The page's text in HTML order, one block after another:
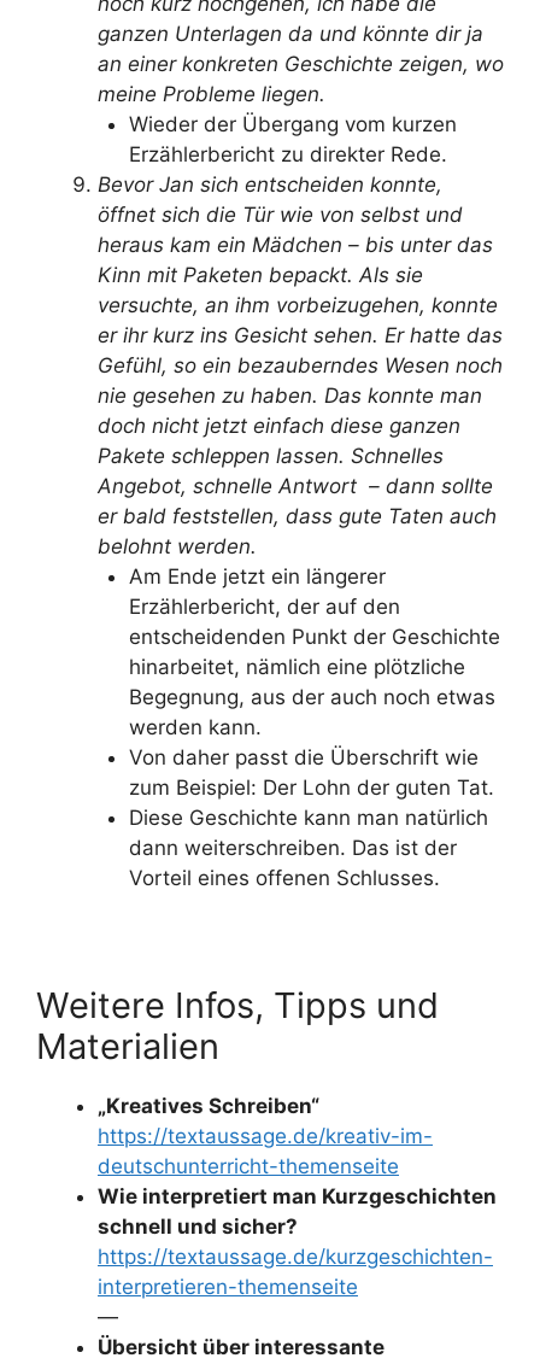
ganzen Unterlagen da und könnte dir ja
an einer konkreten Geschichte zeigen, wo
meine Probleme liegen.
Wieder der Übergang vom kurzen
Erzählerbericht zu direkter Rede.
Bevor Jan sich entscheiden konnte,
öffnet sich die Tür wie von selbst und
heraus kam ein Mädchen – bis unter das
Kinn mit Paketen bepackt. Als sie
versuchte, an ihm vorbeizugehen, konnte
er ihr kurz ins Gesicht sehen. Er hatte das
Gefühl, so ein bezauberndes Wesen noch
nie gesehen zu haben. Das konnte man
doch nicht jetzt einfach diese ganzen
Pakete schleppen lassen. Schnelles
Angebot, schnelle Antwort – dann sollte
er bald feststellen, dass gute Taten auch
belohnt werden.
Am Ende jetzt ein längerer
Erzählerbericht, der auf den
entscheidenden Punkt der Geschichte
hinarbeitet, nämlich eine plötzliche
Begegnung, aus der auch noch etwas
werden kann.
Von daher passt die Überschrift wie
zum Beispiel: Der Lohn der guten Tat.
Diese Geschichte kann man natürlich
dann weiterschreiben. Das ist der
Vorteil eines offenen Schlusses.
Weitere Infos, Tipps und
Materialien
„Kreatives Schreiben“
https://textaussage.de/kreativ-im-
deutschunterricht-themenseite
Wie interpretiert man Kurzgeschichten
schnell und sicher?
https://textaussage.de/kurzgeschichten-
interpretieren-themenseite
—
Übersicht über interessante